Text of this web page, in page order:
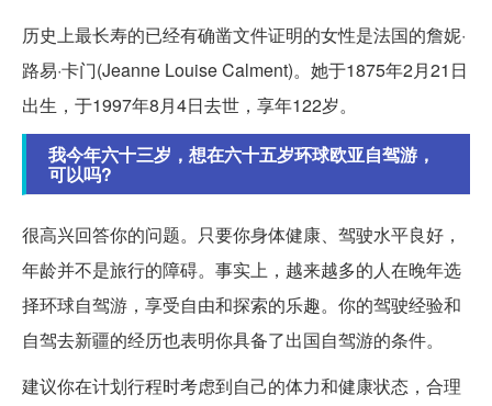
历史上最长寿的已经有确凿文件证明的女性是法国的詹妮·
路易·卡门(Jeanne Louise Calment)。她于1875年2月21日
出生，于1997年8月4日去世，享年122岁。
我今年六十三岁，想在六十五岁环球欧亚自驾游，
可以吗?
很高兴回答你的问题。只要你身体健康、驾驶水平良好，
年龄并不是旅行的障碍。事实上，越来越多的人在晚年选
择环球自驾游，享受自由和探索的乐趣。你的驾驶经验和
自驾去新疆的经历也表明你具备了出国自驾游的条件。
建议你在计划行程时考虑到自己的体力和健康状态，合理